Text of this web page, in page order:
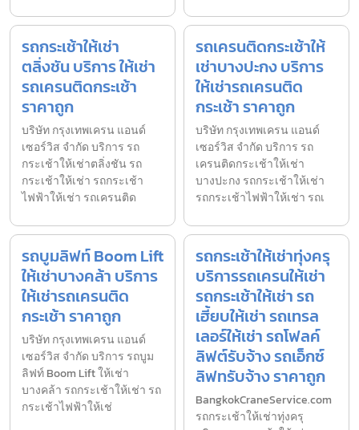
รถกระเช้าให้เช่า
ตลิ่งชัน บริการ ให้เช่า
รถเครนติดกระเช้า
ราคาถูก
บริษัท กรุงเทพเครน แอนด์
เซอร์วิส จำกัด บริการ รถ
กระเช้าให้เช่าตลิ่งชัน รถ
กระเช้าให้เช่า รถกระเช้า
ไฟฟ้าให้เช่า รถเครนติด
รถเครนติดกระเช้าให้
เช่าบางปะกง บริการ
ให้เช่ารถเครนติด
กระเช้า ราคาถูก
บริษัท กรุงเทพเครน แอนด์
เซอร์วิส จำกัด บริการ รถ
เครนติดกระเช้าให้เช่า
บางปะกง รถกระเช้าให้เช่า
รถกระเช้าไฟฟ้าให้เช่า รถเ
รถบูมลิฟท์ Boom Lift
ให้เช่าบางคล้า บริการ
ให้เช่ารถเครนติด
กระเช้า ราคาถูก
บริษัท กรุงเทพเครน แอนด์
เซอร์วิส จำกัด บริการ รถบูม
ลิฟท์ Boom Lift ให้เช่า
บางคล้า รถกระเช้าให้เช่า รถ
กระเช้าไฟฟ้าให้เช่
รถกระเช้าให้เช่าทุ่งครุ
บริการรถเครนให้เช่า
รถกระเช้าให้เช่า รถ
เฮี้ยบให้เช่า รถเทรล
เลอร์ให้เช่า รถโฟลค์
ลิฟต์รับจ้าง รถเอ็กซ์
ลิฟทรับจ้าง ราคาถูก
BangkokCraneService.com
รถกระเช้าให้เช่าทุ่งครุ